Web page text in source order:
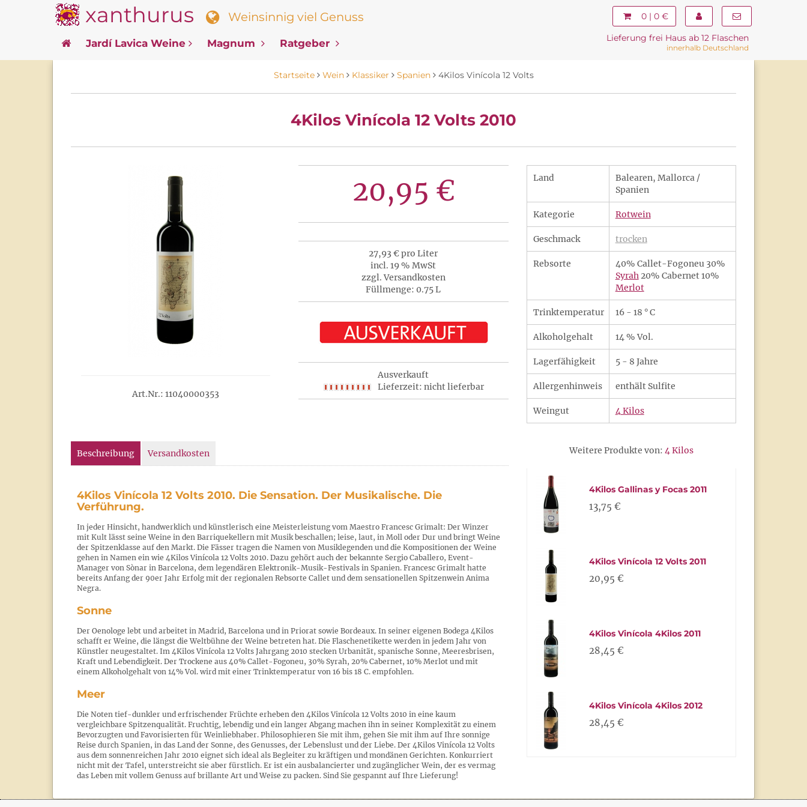
xanthurus Weinsinnig viel Genuss 0 | 0 €
Jardí Lavica Weine Magnum Ratgeber Lieferung frei Haus ab 12 Flaschen
innerhalb Deutschland
Startseite Wein Klassiker Spanien 4Kilos Vinícola 12 Volts
4Kilos Vinícola 12 Volts 2010
Art.Nr.: 11040000353
20,95 €
27,93 € pro Liter
incl. 19 % MwSt
zzgl. Versandkosten
Füllmenge: 0.75 L
Ausverkauft
Lieferzeit: nicht lieferbar
Land
Balearen, Mallorca /
Spanien
Kategorie Rotwein
Geschmack trocken
Rebsorte
40% Callet-Fogoneu 30%
Syrah20% Cabernet 10%
Merlot
Trinktemperatur 16 - 18 ° C
Alkoholgehalt 14 % Vol.
Lagerfähigkeit 5 - 8 Jahre
Allergenhinweis enthält Sulfite
Weingut 4 Kilos
Beschreibung Versandkosten
4Kilos Vinícola 12 Volts 2010. Die Sensation. Der Musikalische. Die
Verführung.
In jeder Hinsicht, handwerklich und künstlerisch eine Meisterleistung vom Maestro Francesc Grimalt: Der Winzer
mit Kult lässt seine Weine in den Barriquekellern mit Musik beschallen; leise, laut, in Moll oder Dur und bringt Weine
der Spitzenklasse auf den Markt. Die Fässer tragen die Namen von Musiklegenden und die Kompositionen der Weine
gehen in Namen ein wie 4Kilos Vinícola 12 Volts 2010. Dazu gehört auch der bekannte Sergio Caballero, Event-
Manager von Sònar in Barcelona, dem legendären Elektronik-Musik-Festivals in Spanien. Francesc Grimalt hatte
bereits Anfang der 90er Jahr Erfolg mit der regionalen Rebsorte Callet und dem sensationellen Spitzenwein Anima
Negra.
Sonne
Der Oenologe lebt und arbeitet in Madrid, Barcelona und in Priorat sowie Bordeaux. In seiner eigenen Bodega 4Kilos
schafft er Weine, die längst die Weltbühne der Weine betreten hat. Die Flaschenetikette werden in jedem Jahr von
Künstler neugestaltet. Im 4Kilos Vinícola 12 Volts Jahrgang 2010 stecken Urbanität, spanische Sonne, Meeresbrisen,
Kraft und Lebendigkeit. Der Trockene aus 40% Callet-Fogoneu, 30% Syrah, 20% Cabernet, 10% Merlot und mit
einem Alkoholgehalt von 14% Vol. wird mit einer Trinktemperatur von 16 bis 18 C. empfohlen.
Meer
Die Noten tief-dunkler und erfrischender Früchte erheben den 4Kilos Vinícola 12 Volts 2010 in eine kaum
vergleichbare Spitzenqualität. Fruchtig, lebendig und ein langer Abgang machen ihn in seiner Komplexität zu einem
Bevorzugten und Favorisierten für Weinliebhaber. Philosophieren Sie mit ihm, gehen Sie mit ihm auf Ihre sonnige
Reise durch Spanien, in das Land der Sonne, des Genusses, der Lebenslust und der Liebe. Der 4Kilos Vinícola 12 Volts
aus dem sonnenreichen Jahr 2010 eignet sich ideal als Begleiter zu kräftigen und mondänen Gerichten. Konkurriert
nicht mit der Tafel, unterstreicht sie aber fürstlich. Er ist ein ausbalancierter und zugänglicher Wein, der es vermag
das Leben mit vollem Genuss auf brillante Art und Weise zu packen. Sind Sie gespannt auf Ihre Lieferung!
Weitere Produkte von: 4 Kilos
4Kilos Gallinas y Focas 2011
13,75 €
4Kilos Vinícola 12 Volts 2011
20,95 €
4Kilos Vinícola 4Kilos 2011
28,45 €
4Kilos Vinícola 4Kilos 2012
28,45 €